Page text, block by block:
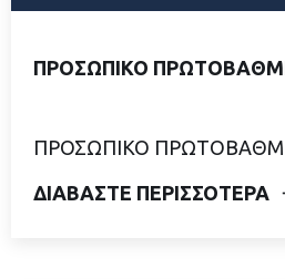
ΠΡΟΣΩΠΙΚΟ
ΠΡΟΣΩΠΙΚΟ
ΔΙΑΒΑΣΤΕ ΠΕΡΙΣΣΟΤΕΡΑ